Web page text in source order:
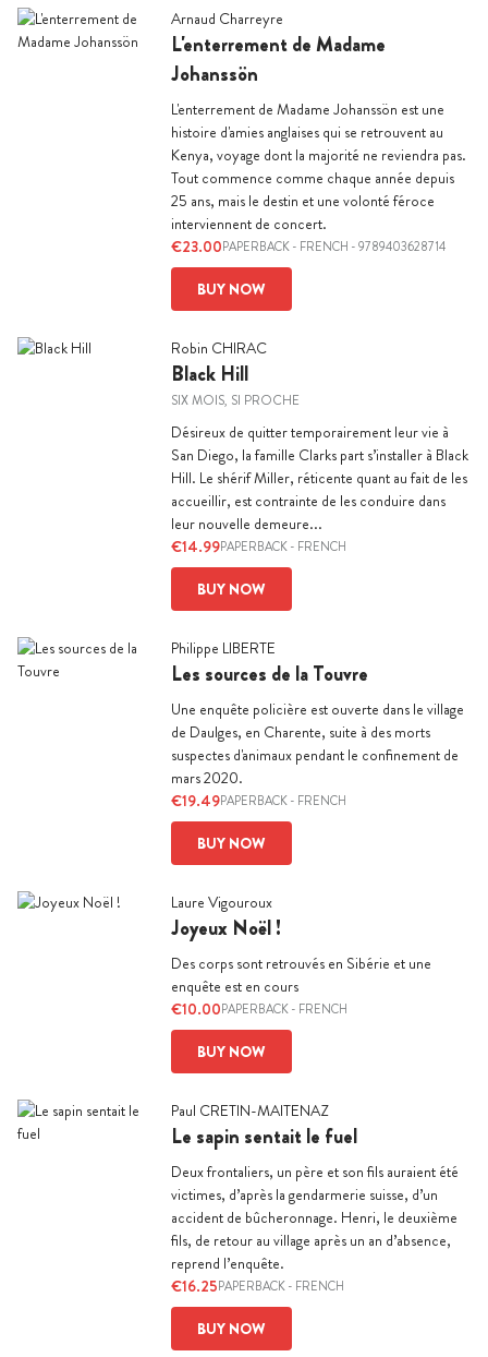
Arnaud Charreyre
L'enterrement de Madame
Johanssön
L'enterrement de Madame Johanssön est une
histoire d'amies anglaises qui se retrouvent au
Kenya, voyage dont la majorité ne reviendra pas.
Tout commence comme chaque année depuis
25 ans, mais le destin et une volonté féroce
interviennent de concert.
€23.00PAPERBACK- FRENCH - 9789403628714
BUY NOW
Robin CHIRAC
Black Hill
SIX MOIS, SI PROCHE
Désireux de quitter temporairement leur vie à
San Diego, la famille Clarks part s’installer à Black
Hill. Le shérif Miller, réticente quant au fait de les
accueillir, est contrainte de les conduire dans
leur nouvelle demeure...
€14.99PAPERBACK- FRENCH
BUY NOW
Philippe LIBERTE
Les sources de la Touvre
Une enquête policière est ouverte dans le village
de Daulges, en Charente, suite à des morts
suspectes d'animaux pendant le confinement de
mars 2020.
€19.49PAPERBACK- FRENCH
BUY NOW
Laure Vigouroux
Joyeux Noël !
Des corps sont retrouvés en Sibérie et une
enquête est en cours
€10.00PAPERBACK- FRENCH
BUY NOW
Paul CRETIN-MAITENAZ
Le sapin sentait le fuel
Deux frontaliers, un père et son fils auraient été
victimes, d’après la gendarmerie suisse, d’un
accident de bûcheronnage. Henri, le deuxième
fils, de retour au village après un an d’absence,
reprend l’enquête.
€16.25PAPERBACK- FRENCH
BUY NOW